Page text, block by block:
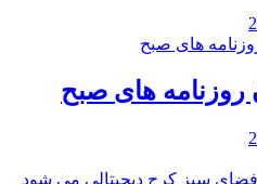
روزنامه های صبح